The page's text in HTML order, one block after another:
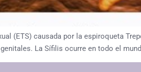
(ETS) causada por la espiroqueta
La Sífilis ocurre en todo el